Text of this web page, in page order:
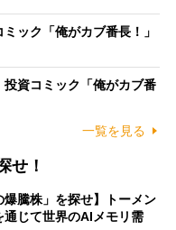
ック「俺がカブ番長！」
資コミック「俺がカブ番
一覧を見る
せ！
爆騰株」を探せ】トーメン
じて世界のAIメモリ需